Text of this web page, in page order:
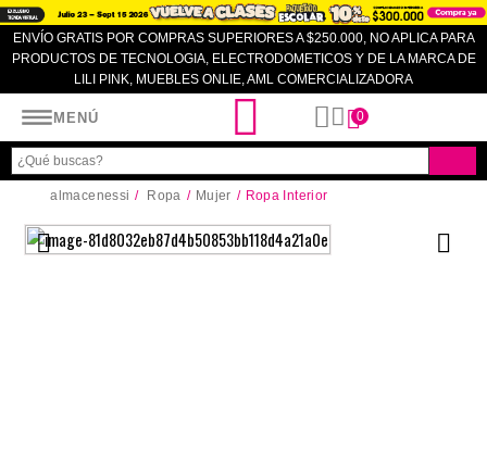
ENVÍO GRATIS POR COMPRAS SUPERIORES A $250.000, NO APLICA PARA
PRODUCTOS DE TECNOLOGIA, ELECTRODOMETICOS Y DE LA MARCA DE
LILI PINK, MUEBLES ONLIE, AML COMERCIALIZADORA
MENÚ
Almacenes SI
0
almacenessi Ropa Mujer Ropa Interior